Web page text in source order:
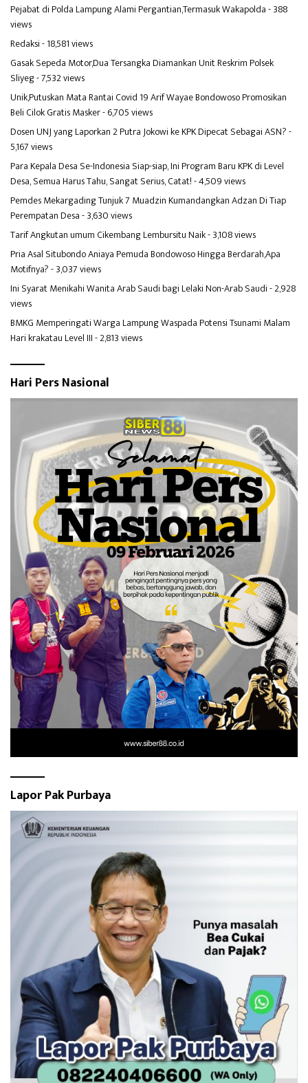
Pejabat di Polda Lampung Alami Pergantian,Termasuk Wakapolda- 388
views
Redaksi- 18,581 views
Gasak Sepeda Motor,Dua Tersangka Diamankan Unit Reskrim Polsek
Sliyeg- 7,532 views
Unik,Putuskan Mata Rantai Covid 19 Arif Wayae Bondowoso Promosikan
Beli Cilok Gratis Masker- 6,705 views
Dosen UNJ yang Laporkan 2 Putra Jokowi ke KPK Dipecat Sebagai ASN?-
5,167 views
Para Kepala Desa Se-Indonesia Siap-siap, Ini Program Baru KPK di Level
Desa, Semua Harus Tahu, Sangat Serius, Catat!- 4,509 views
Pemdes Mekargading Tunjuk 7 Muadzin Kumandangkan Adzan Di Tiap
Perempatan Desa- 3,630 views
Tarif Angkutan umum Cikembang Lembursitu Naik- 3,108 views
Pria Asal Situbondo Aniaya Pemuda Bondowoso Hingga Berdarah,Apa
Motifnya?- 3,037 views
Ini Syarat Menikahi Wanita Arab Saudi bagi Lelaki Non-Arab Saudi- 2,928
views
BMKG Memperingati Warga Lampung Waspada Potensi Tsunami Malam
Hari krakatau Level III- 2,813 views
Hari Pers Nasional
Lapor Pak Purbaya